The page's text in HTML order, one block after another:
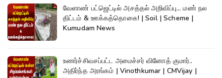
வேளாண் பட்ஜெட்டில் அசத்தல் அறிவிப்பு... மண் நல
திட்டம் & ஊக்கத்தொகை! | Soil | Scheme |
Kumudam News
உணர்ச்சிவசப்பட்ட அமைச்சர் வினோத் குமார்..
அதிர்ந்த அரங்கம் | Vinothkumar | CMVijay |